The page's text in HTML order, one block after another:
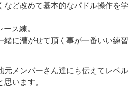
など改めて基本的なパドル操作を学
ス練。
緒に漕がせて頂く事が一番いい練習
元メンバーさん達にも伝えてレベル
います。